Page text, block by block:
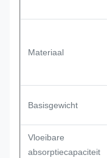
Materiaal
Basisgewicht
Vloeibare
absorptiecapaciteit